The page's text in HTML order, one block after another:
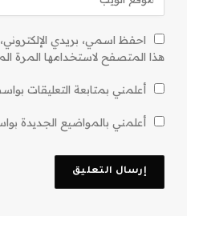
احفظ اسمي، بريدي
هذا المتصفح لاستخدامها المرة
أعلمني بمتابعة التعليقات
أعلمني بالمواضيع الجديدة